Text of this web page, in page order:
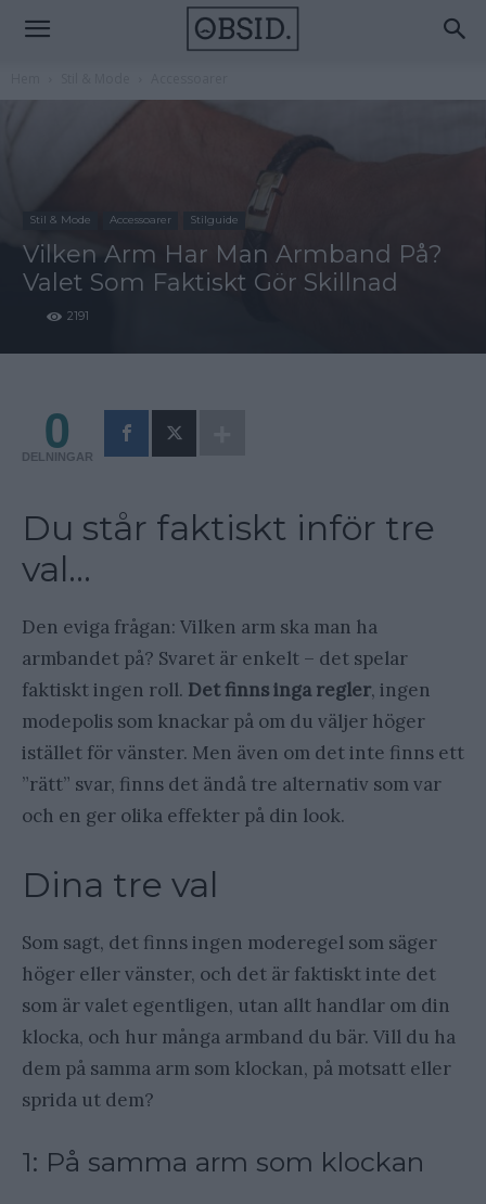
Stil & Mode Accessoarer Stilguide
Vilken Arm Har Man Armband På?
Valet Som Faktiskt Gör Skillnad
2191
0
DELNINGAR
Du står faktiskt inför tre
val…
Den eviga frågan: Vilken arm ska man ha
armbandet på? Svaret är enkelt – det spelar
faktiskt ingen roll. Det finns inga regler, ingen
modepolis som knackar på om du väljer höger
istället för vänster. Men även om det inte finns ett
”rätt” svar, finns det ändå tre alternativ som var
och en ger olika effekter på din look.
Dina tre val
Som sagt, det finns ingen moderegel som säger
höger eller vänster, och det är faktiskt inte det
som är valet egentligen, utan allt handlar om din
klocka, och hur många armband du bär. Vill du ha
dem på samma arm som klockan, på motsatt eller
sprida ut dem?
1: På samma arm som klockan